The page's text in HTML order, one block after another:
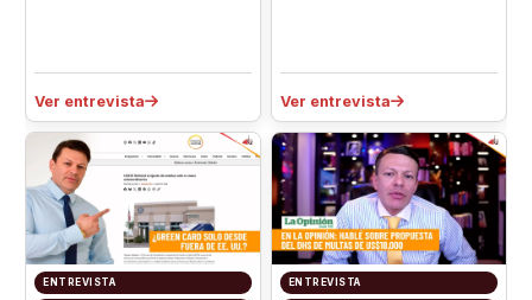
Ver entrevista Ver entrevista
ENTREVISTA ENTREVISTA